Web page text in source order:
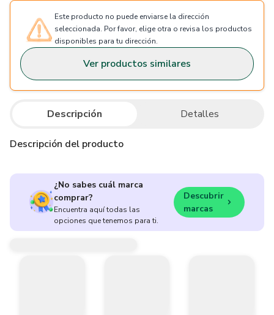
Este producto no puede enviarse la dirección
seleccionada. Por favor, elige otra o revisa los productos
disponibles para tu dirección.
Ver productos similares
Descripción Detalles
Descripción del producto
¿No sabes cuál marca
comprar?
Encuentra aquí todas las
opciones que tenemos para ti.
Descubrir
marcas